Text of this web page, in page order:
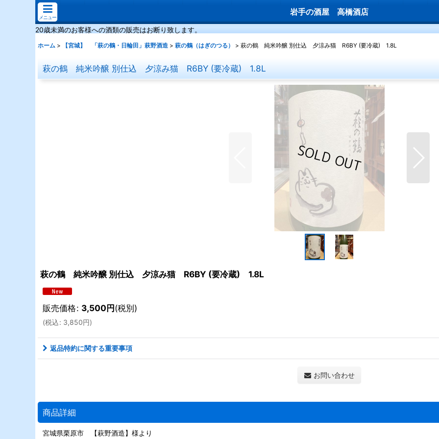
メニュー
岩手の酒屋 高橋酒店
20歳未満のお客様への酒類の販売はお断り致します。
ホーム > 【宮城】 「萩の鶴・日輪田」萩野酒造 > 萩の鶴（はぎのつる） > 萩の鶴 純米吟醸 別仕込 夕涼み猫 R6BY (要冷蔵) 1.8L
萩の鶴 純米吟醸 別仕込 夕涼み猫 R6BY (要冷蔵) 1.8L
萩の鶴 純米吟醸 別仕込 夕涼み猫 R6BY (要冷蔵) 1.8L
販売価格: 3,500円(税別)
(税込: 3,850円)
返品特約に関する重要事項
お問い合わせ
商品詳細
宮城県栗原市 【萩野酒造】様より